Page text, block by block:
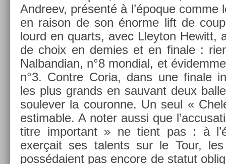
An­dreev, présenté à l’époque comme
en raison de son énorme lift de
lourd en quarts, avec Lleyton Hewitt,
de choix en de­m­ies et en fin­ale :
Nal­bandian, n°8 mon­di­al, et
n°3. Con­tre Coria, dans une fin­ale
les plus grands en sauvant deux
soulev­er la co­uron­ne. Un seul «
es­tim­able. A noter aussi que
titre im­por­tant » ne tient pas : à
exerçait ses talents sur le Tour,
possédaient pas en­core de statut